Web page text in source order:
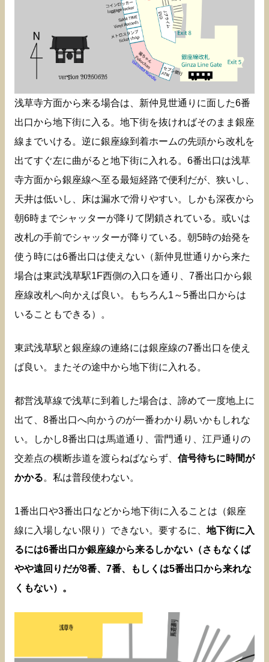
浅草寺方面から来る場合は、新仲見世通りに面した6番
出口から地下街に入る。地下街を抜ければそのまま銀座
線までいける。逆に銀座線到着ホームの先頭から改札を
出てすぐ左に曲がると地下街に入れる。6番出口は浅草
寺方面から銀座線へ至る最短経路で便利だが、狭いし、
天井は低いし、床は漏水で滑りやすい。しかも深夜から
朝6時までシャッターが降りて閉鎖されている。或いは
改札の手前でシャッターが降りている。朝5時の始発を
使う時には6番出口は使えない（新仲見世通りから来た
場合は東武浅草駅1F西側の入口を通り、7番出口から銀
座線改札へ向かえば良い。もちろん1～5番出口からは
いることもできる）。
東武浅草駅と銀座線の連絡には銀座線の7番出口を使え
ば良い。またその途中から地下街に入れる。
都営浅草線で浅草に到着した場合は、諦めて一度地上に
出て、8番出口へ向かうのが一番わかり易いかもしれな
い。しかし8番出口は馬道通り、雷門通り、江戸通りの
交差点の横断歩道を渡らねばならず、 信号待ちに時間が
かかる。私は普段使わない。
1番出口や3番出口などから地下街に入ることは（銀座
線に入場しない限り）できない。要するに、 地下街に入
るには6番出口か銀座線から来るしかない（さもなくば
やや遠回りだが8番、7番、もしくは5番出口から来れな
くもない）。